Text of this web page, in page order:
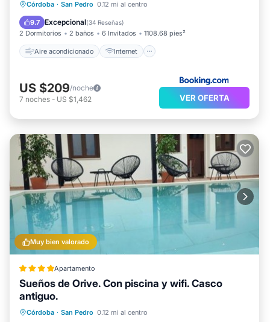
Córdoba · San Pedro 0.12 mi al centro
9.7 Excepcional(34 Reseñas)
2 Dormitorios 2 baños 6 Invitados 1108.68 pies²
Aire acondicionado Internet
Aire acondicionado
Internet
Apto para niños
US $209/noche
7 noches - US $1,462 VER OFERTA
Muy bien valorado
Apartamento
Sueños de Orive. Con piscina y wifi. Casco
antiguo.
Córdoba · San Pedro 0.12 mi al centro
Piscina
Balcón/Terraza